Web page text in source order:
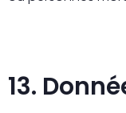
13.